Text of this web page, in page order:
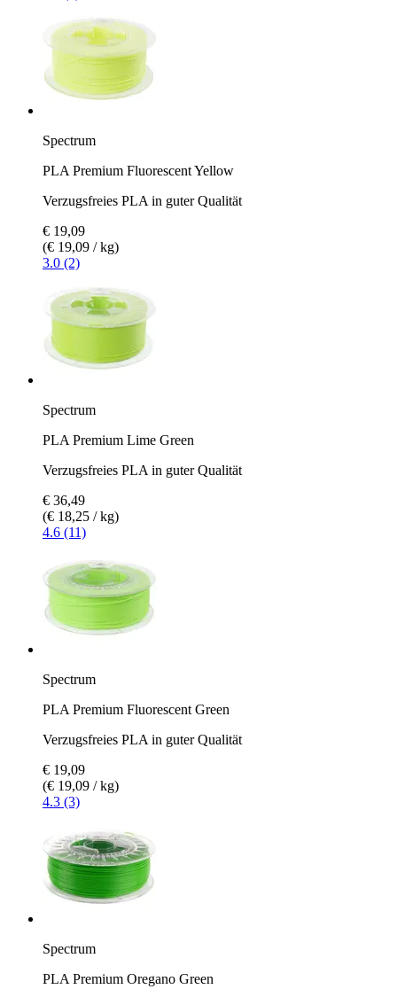
Spectrum
PLA Premium Fluorescent Yellow
Verzugsfreies PLA in guter Qualität
€ 19,09
(€ 19,09 / kg)
3.0 (2)
Spectrum
PLA Premium Lime Green
Verzugsfreies PLA in guter Qualität
€ 36,49
(€ 18,25 / kg)
4.6 (11)
Spectrum
PLA Premium Fluorescent Green
Verzugsfreies PLA in guter Qualität
€ 19,09
(€ 19,09 / kg)
4.3 (3)
Spectrum
PLA Premium Oregano Green